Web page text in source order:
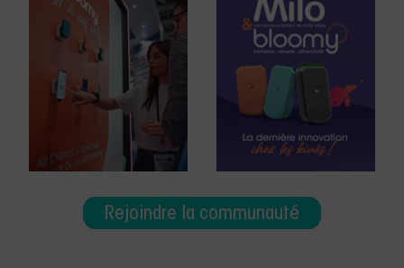
Rejoindre la communauté